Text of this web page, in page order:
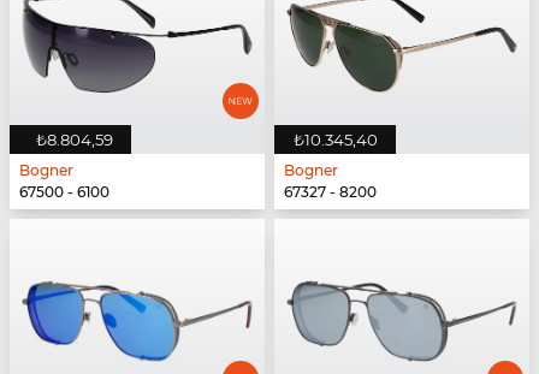
₺8.804,59
Bogner
67500 - 6100
₺10.345,40
Bogner
67327 - 8200